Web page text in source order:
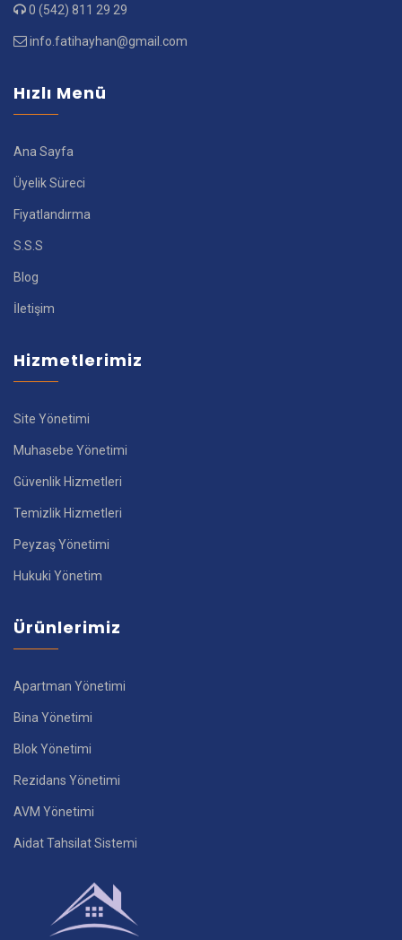
0 (542) 811 29 29
info.fatihayhan@gmail.com
Hızlı Menü
Ana Sayfa
Üyelik Süreci
Fiyatlandırma
S.S.S
Blog
İletişim
Hizmetlerimiz
Site Yönetimi
Muhasebe Yönetimi
Güvenlik Hizmetleri
Temizlik Hizmetleri
Peyzaş Yönetimi
Hukuki Yönetim
Ürünlerimiz
Apartman Yönetimi
Bina Yönetimi
Blok Yönetimi
Rezidans Yönetimi
AVM Yönetimi
Aidat Tahsilat Sistemi